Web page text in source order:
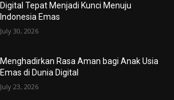
Digital Tepat Menjadi Kunci Menuju
Indonesia Emas
July 30, 2026
Menghadirkan Rasa Aman bagi Anak Usia
Emas di Dunia Digital
July 23, 2026